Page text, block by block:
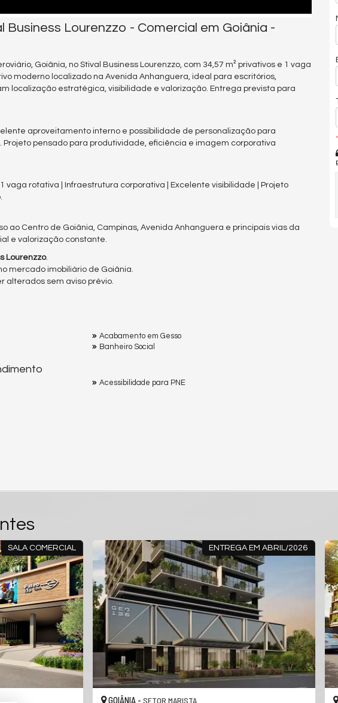
Business Lourenzzo - Comercial em Goiânia -
Goiânia, no Stival Business Lourenzzo, com 34,57 m² privativos e 1 vaga
moderno localizado na Avenida Anhanguera, ideal para escritórios,
localização estratégica, visibilidade e valorização. Entrega prevista para
aproveitamento interno e possibilidade de personalização para
Projeto pensado para produtividade, eficiência e imagem corporativa
1 vaga rotativa | Infraestrutura corporativa | Excelente visibilidade | Projeto
ao Centro de Goiânia, Campinas, Avenida Anhanguera e principais vias da
e valorização constante.
Lourenzzo.
mercado imobiliário de Goiânia.
alterados sem aviso prévio.
Acabamento em Gesso
Banheiro Social
Acessibilidade para PNE
*
EM ABRIL/2026 SALA COMERCIAL
GOIÂNIA -SETOR MARISTA